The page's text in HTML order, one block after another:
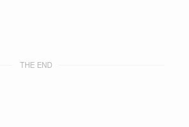
THE END